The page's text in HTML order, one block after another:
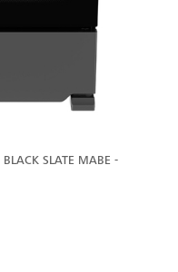
SLATE MABE -